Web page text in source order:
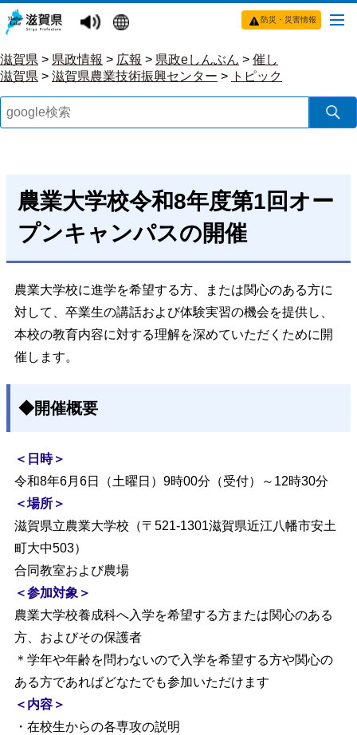
防災・災害情報
滋賀県 > 県政情報 > 広報 > 県政eしんぶん > 催し
滋賀県 > 滋賀県農業技術振興センター > トピック
農業大学校令和8年度第1回オー
プンキャンパスの開催
農業大学校に進学を希望する方、または関心のある方に
対して、卒業生の講話および体験実習の機会を提供し、
本校の教育内容に対する理解を深めていただくために開
催します。
◆開催概要
＜日時＞
令和8年6月6日（土曜日）9時00分（受付）～12時30分
＜場所＞
滋賀県立農業大学校（〒521-1301滋賀県近江八幡市安土
町大中503）
合同教室および農場
＜参加対象＞
農業大学校養成科へ入学を希望する方または関心のある
方、およびその保護者
＊学年や年齢を問わないので入学を希望する方や関心の
ある方であればどなたでも参加いただけます
＜内容＞
・在校生からの各専攻の説明